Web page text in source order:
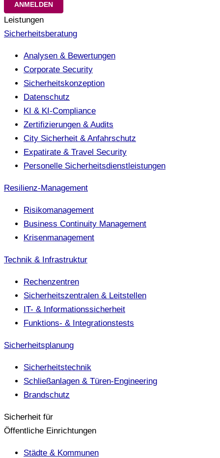
Leistungen
Sicherheitsberatung
Analysen & Bewertungen
Corporate Security
Sicherheitskonzeption
Datenschutz
KI & KI-Compliance
Zertifizierungen & Audits
City Sicherheit & Anfahrschutz
Expatirate & Travel Security
Personelle Sicherheitsdienstleistungen
Resilienz-Management
Risikomanagement
Business Continuity Management
Krisenmanagement
Technik & Infrastruktur
Rechenzentren
Sicherheitszentralen & Leitstellen
IT- & Informationssicherheit
Funktions- & Integrationstests
Sicherheitsplanung
Sicherheitstechnik
Schließanlagen & Türen-Engineering
Brandschutz
Sicherheit für
Öffentliche Einrichtungen
Städte & Kommunen